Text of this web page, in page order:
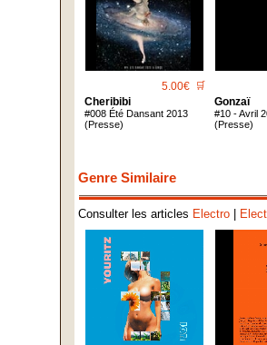
5.00€ 🛒
Cheribibi
#008 Été Dansant 2013
(Presse)
Gonzaï
#10 - Avril
(Presse)
Genre Similaire
Consulter les articles Electro